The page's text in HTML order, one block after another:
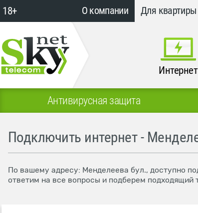
18+ О компании Для квартиры
Интернет
Антивирусная защита
Подключить интернет -
По вашему адресу: Менделеева бул., доступно
ответим на все вопросы и подберем подходящий